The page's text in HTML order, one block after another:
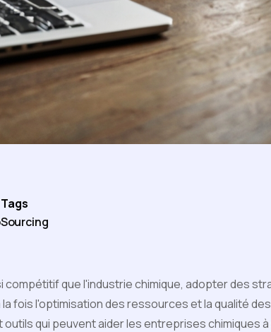
Tags
Sourcing
compétitif que l'industrie chimique, adopter des
fois l'optimisation des ressources et la qualité
qui peuvent aider les entreprises chimiques